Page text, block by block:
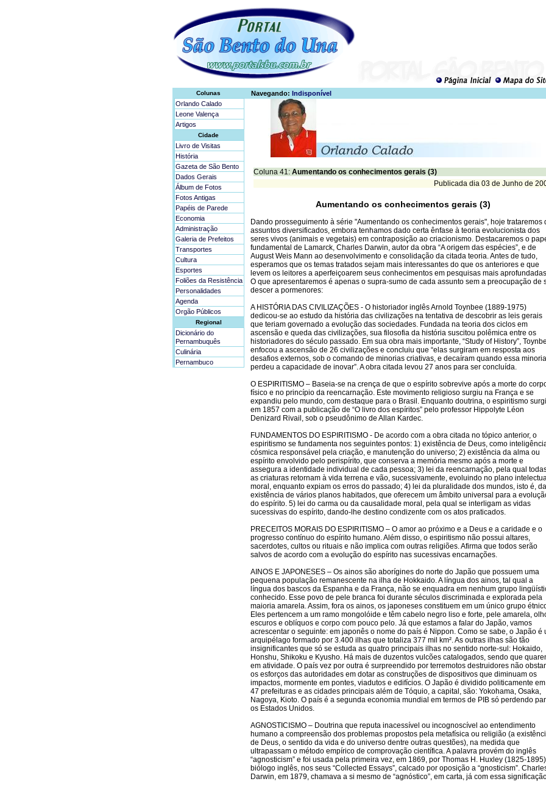
Colunas
Orlando Calado
Leone Valença
Artigos
Cidade
Livro de Visitas
História
Gazeta de São Bento
Dados Gerais
Álbum de Fotos
Fotos Antigas
Papéis de Parede
Economia
Administração
Galeria de Prefeitos
Transportes
Cultura
Esportes
Foliões da Resistência
Personalidades
Agenda
Orgão Públicos
Regional
Dicionário do
Pernambuquês
Culinária
Pernambuco
Navegando: Indisponível
Coluna 41: Aumentando os conhecimentos gerais (3)
Publicada dia 03 de Junho de
Aumentando os conhecimentos gerais (3)
Dando prosseguimento à série "Aumentando os conhecimentos gerais", hoje trataremos
assuntos diversificados, embora tenhamos dado certa ênfase à teoria evolucionista dos
seres vivos (animais e vegetais) em contraposição ao criacionismo. Destacaremos o
fundamental de Lamarck, Charles Darwin, autor da obra “A origem das espécies”, e de
August Weis Mann ao desenvolvimento e consolidação da citada teoria. Antes de tudo,
esperamos que os temas tratados sejam mais interessantes do que os anteriores e que
levem os leitores a aperfeiçoarem seus conhecimentos em pesquisas mais
O que apresentaremos é apenas o supra-sumo de cada assunto sem a preocupação de
descer a pormenores:
A HISTÓRIA DAS CIVILIZAÇÕES - O historiador inglês Arnold Toynbee (1889-1975)
dedicou-se ao estudo da história das civilizações na tentativa de descobrir as leis gerais
que teriam governado a evolução das sociedades. Fundada na teoria dos ciclos em
ascensão e queda das civilizações, sua filosofia da história suscitou polêmica entre os
historiadores do século passado. Em sua obra mais importante, “Study of History”,
enfocou a ascensão de 26 civilizações e concluiu que “elas surgiram em resposta aos
desafios externos, sob o comando de minorias criativas, e decaíram quando essa minoria
perdeu a capacidade de inovar”. A obra citada levou 27 anos para ser concluída.
O ESPIRITISMO – Baseia-se na crença de que o espírito sobrevive após a morte do
físico e no princípio da reencarnação. Este movimento religioso surgiu na França e se
expandiu pelo mundo, com destaque para o Brasil. Enquanto doutrina, o espiritismo
em 1857 com a publicação de “O livro dos espíritos” pelo professor Hippolyte Léon
Denizard Rivail, sob o pseudônimo de Allan Kardec.
FUNDAMENTOS DO ESPIRITISMO - De acordo com a obra citada no tópico anterior, o
espiritismo se fundamenta nos seguintes pontos: 1) existência de Deus, como
cósmica responsável pela criação, e manutenção do universo; 2) existência da alma ou
espírito envolvido pelo perispírito, que conserva a memória mesmo após a morte e
assegura a identidade individual de cada pessoa; 3) lei da reencarnação, pela qual
as criaturas retornam à vida terrena e vão, sucessivamente, evoluindo no plano
moral, enquanto expiam os erros do passado; 4) lei da pluralidade dos mundos, isto é, da
existência de vários planos habitados, que oferecem um âmbito universal para a
do espírito. 5) lei do carma ou da causalidade moral, pela qual se interligam as vidas
sucessivas do espírito, dando-lhe destino condizente com os atos praticados.
PRECEITOS MORAIS DO ESPIRITISMO – O amor ao próximo e a Deus e a caridade e o
progresso contínuo do espírito humano. Além disso, o espiritismo não possui altares,
sacerdotes, cultos ou rituais e não implica com outras religiões. Afirma que todos serão
salvos de acordo com a evolução do espírito nas sucessivas encarnações.
AINOS E JAPONESES – Os ainos são aborígines do norte do Japão que possuem uma
pequena população remanescente na ilha de Hokkaido. A língua dos ainos, tal qual a
língua dos bascos da Espanha e da França, não se enquadra em nenhum grupo
conhecido. Esse povo de pele branca foi durante séculos discriminada e explorada pela
maioria amarela. Assim, fora os ainos, os japoneses constituem em um único grupo
Eles pertencem a um ramo mongolóide e têm cabelo negro liso e forte, pele amarela,
escuros e oblíquos e corpo com pouco pelo. Já que estamos a falar do Japão, vamos
acrescentar o seguinte: em japonês o nome do país é Nippon. Como se sabe, o Japão é
arquipélago formado por 3.400 ilhas que totaliza 377 mil km². As outras ilhas são tão
insignificantes que só se estuda as quatro principais ilhas no sentido norte-sul: Hokaido,
Honshu, Shikoku e Kyusho. Há mais de duzentos vulcões catalogados, sendo que
em atividade. O país vez por outra é surpreendido por terremotos destruidores não
os esforços das autoridades em dotar as construções de dispositivos que diminuam os
impactos, mormente em pontes, viadutos e edifícios. O Japão é dividido politicamente em
47 prefeituras e as cidades principais além de Tóquio, a capital, são: Yokohama, Osaka,
Nagoya, Kioto. O país é a segunda economia mundial em termos de PIB só perdendo
os Estados Unidos.
AGNOSTICISMO – Doutrina que reputa inacessível ou incognoscível ao entendimento
humano a compreensão dos problemas propostos pela metafísica ou religião (a
de Deus, o sentido da vida e do universo dentre outras questões), na medida que
ultrapassam o método empírico de comprovação científica. A palavra provém do inglês
“agnosticism” e foi usada pela primeira vez, em 1869, por Thomas H. Huxley (1825-
biólogo inglês, nos seus “Collected Essays”, calcado por oposição a “gnosticism”.
Darwin, em 1879, chamava a si mesmo de “agnóstico”, em carta, já com essa